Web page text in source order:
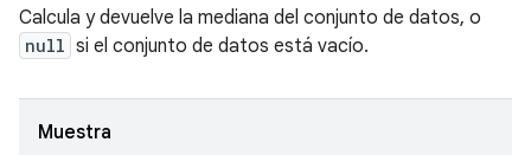
Calcula y devuelve la mediana del conjunto de datos, o
null si el conjunto de datos está vacío.
Muestra